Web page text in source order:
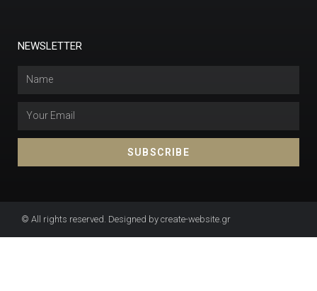
NEWSLETTER
SUBSCRIBE
© All rights reserved. Designed by create-website.gr